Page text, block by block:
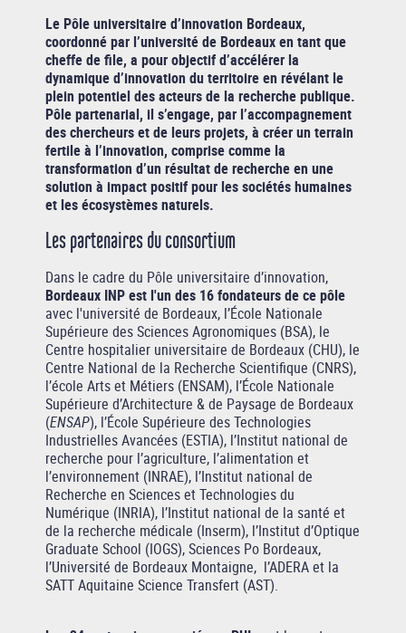
Le Pôle universitaire d’innovation Bordeaux,
coordonné par l’université de Bordeaux en tant que
cheffe de file, a pour objectif d’accélérer la
dynamique d’innovation du territoire en révélant le
plein potentiel des acteurs de la recherche publique.
Pôle partenarial, il s’engage, par l’accompagnement
des chercheurs et de leurs projets, à créer un terrain
fertile à l’innovation, comprise comme la
transformation d’un résultat de recherche en une
solution à impact positif pour les sociétés humaines
et les écosystèmes naturels.
Les partenaires du consortium
Dans le cadre du Pôle universitaire d’innovation,
Bordeaux INP est l'un des 16 fondateurs de ce pôle
avec l'université de Bordeaux, l’École Nationale
Supérieure des Sciences Agronomiques (BSA), le
Centre hospitalier universitaire de Bordeaux (CHU), le
Centre National de la Recherche Scientifique (CNRS),
l’école Arts et Métiers (ENSAM), l’École Nationale
Supérieure d’Architecture & de Paysage de Bordeaux
(ENSAP), l’École Supérieure des Technologies
Industrielles Avancées (ESTIA), l’Institut national de
recherche pour l’agriculture, l’alimentation et
l’environnement (INRAE), l’Institut national de
Recherche en Sciences et Technologies du
Numérique (INRIA), l’Institut national de la santé et
de la recherche médicale (Inserm), l’Institut d’Optique
Graduate School (IOGS), Sciences Po Bordeaux,
l’Université de Bordeaux Montaigne, l’ADERA et la
SATT Aquitaine Science Transfert (AST).